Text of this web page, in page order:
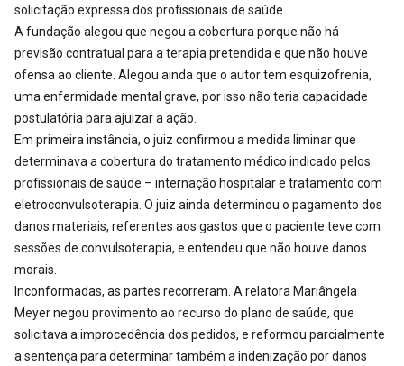
solicitação expressa dos profissionais de saúde.
A fundação alegou que negou a cobertura porque não há
previsão contratual para a terapia pretendida e que não houve
ofensa ao cliente. Alegou ainda que o autor tem esquizofrenia,
uma enfermidade mental grave, por isso não teria capacidade
postulatória para ajuizar a ação.
Em primeira instância, o juiz confirmou a medida liminar que
determinava a cobertura do tratamento médico indicado pelos
profissionais de saúde – internação hospitalar e tratamento com
eletroconvulsoterapia. O juiz ainda determinou o pagamento dos
danos materiais, referentes aos gastos que o paciente teve com
sessões de convulsoterapia, e entendeu que não houve danos
morais.
Inconformadas, as partes recorreram. A relatora Mariângela
Meyer negou provimento ao recurso do plano de saúde, que
solicitava a improcedência dos pedidos, e reformou parcialmente
a sentença para determinar também a indenização por danos